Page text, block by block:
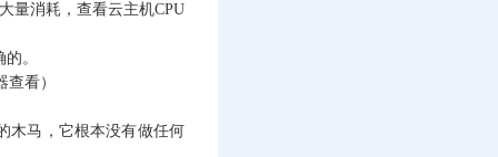
量消耗，查看云主机CPU
。
看）
木马，它根本没有做任何